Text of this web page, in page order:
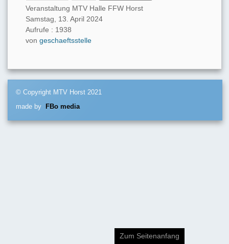
Veranstaltung MTV Halle FFW Horst
Samstag, 13. April 2024
Aufrufe : 1938
von geschaeftsstelle
© Copyright MTV Horst 2021
made by
FBo media
Zum Seitenanfang